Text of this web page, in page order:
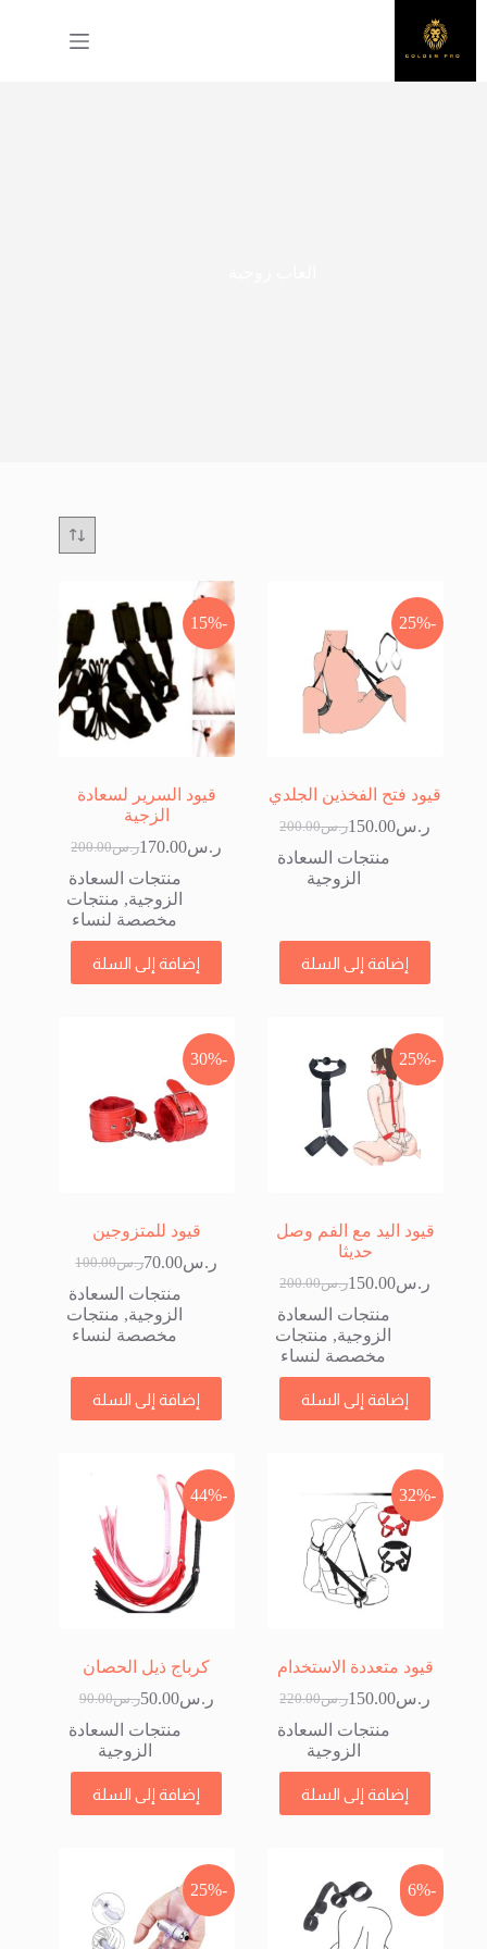
المحتوى
-25%
قيود فتح الفخذين الجلدي
ر.س200.00السعر
الأصلي
هو:
ر.س150.00السعر
الحالي
هو:
منتجات السعادة
الزوجية
إضافة إلى السلة
-15%
قيود السرير لسعادة
الزجية
ر.س200.00السعر
الأصلي
هو:
ر.س200.00.
ر.س170.00السعر
الحالي
هو:
ر.س170.00.
منتجات السعادة
الزوجية, منتجات
مخصصة لنساء
إضافة إلى السلة
-25%
قيود اليد مع الفم وصل
حديثا
ر.س200.00السعر
الأصلي
هو:
ر.س200.00.
ر.س150.00السعر
الحالي
هو:
ر.س150.00.
منتجات السعادة
الزوجية, منتجات
مخصصة لنساء
إضافة إلى السلة
-30%
قيود للمتزوجين
ر.س100.00السعر
الأصلي
هو:
ر.س100.00.
ر.س70.00السعر
الحالي
هو:
ر.س70.00.
منتجات السعادة
الزوجية, منتجات
مخصصة لنساء
إضافة إلى السلة
-32%
قيود متعددة الاستخدام
ر.س220.00السعر
الأصلي
هو:
ر.س220.00.
ر.س150.00السعر
الحالي
هو:
ر.س150.00.
منتجات السعادة
الزوجية
إضافة إلى السلة
-44%
كرباج ذيل الحصان
ر.س90.00السعر
الأصلي
هو:
ر.س90.00.
ر.س50.00السعر
الحالي
هو:
ر.س50.00.
منتجات السعادة
الزوجية
إضافة إلى السلة
-6%
-25%